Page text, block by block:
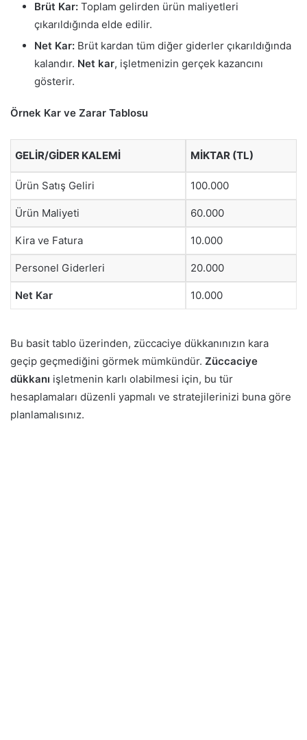
Brüt Kar: Toplam gelirden ürün maliyetleri
çıkarıldığında elde edilir.
Net Kar: Brüt kardan tüm diğer giderler çıkarıldığında
kalandır. Net kar, işletmenizin gerçek kazancını
gösterir.
Örnek Kar ve Zarar Tablosu
GELIR/GIDER KALEMI MIKTAR (TL)
Ürün Satış Geliri 100.000
Ürün Maliyeti 60.000
Kira ve Fatura 10.000
Personel Giderleri 20.000
Net Kar 10.000
Bu basit tablo üzerinden, züccaciye dükkanınızın kara
geçip geçmediğini görmek mümkündür. Züccaciye
dükkanı işletmenin karlı olabilmesi için, bu tür
hesaplamaları düzenli yapmalı ve stratejilerinizi buna göre
planlamalısınız.